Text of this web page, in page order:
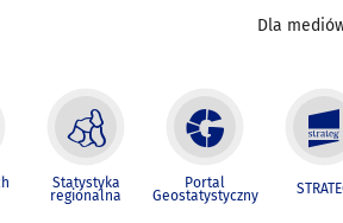
Dla
Statystyka
regionalna
Portal
Geostatystyczny